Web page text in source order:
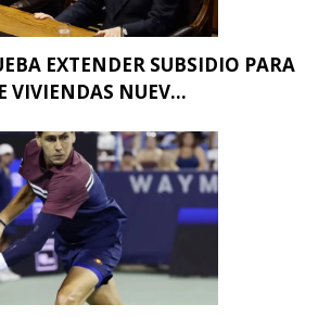
EXTENDER SUBSIDIO PARA
VIVIENDAS NUEV...